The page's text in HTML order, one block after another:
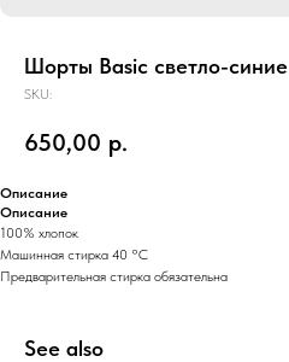
Шорты Basic светло-синие
SKU:
650,00 р.
Описание
Описание
100% хлопок
Машинная стирка 40 °C
Предварительная стирка обязательна
See also